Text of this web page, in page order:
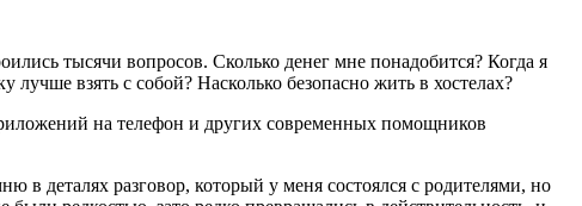
тысячи вопросов. Сколько денег мне понадобится? Когда я
взять с собой? Насколько безопасно жить в хостелах?
на телефон и других современных помощников
в деталях разговор, который у меня состоялся с родителями, но